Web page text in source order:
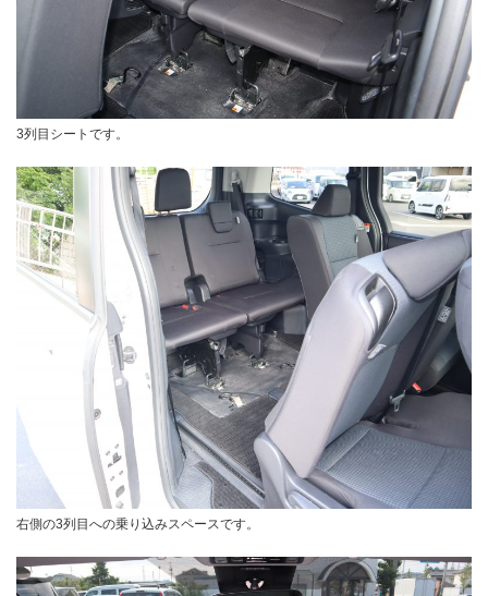
3列目シートです。
右側の3列目への乗り込みスペースです。